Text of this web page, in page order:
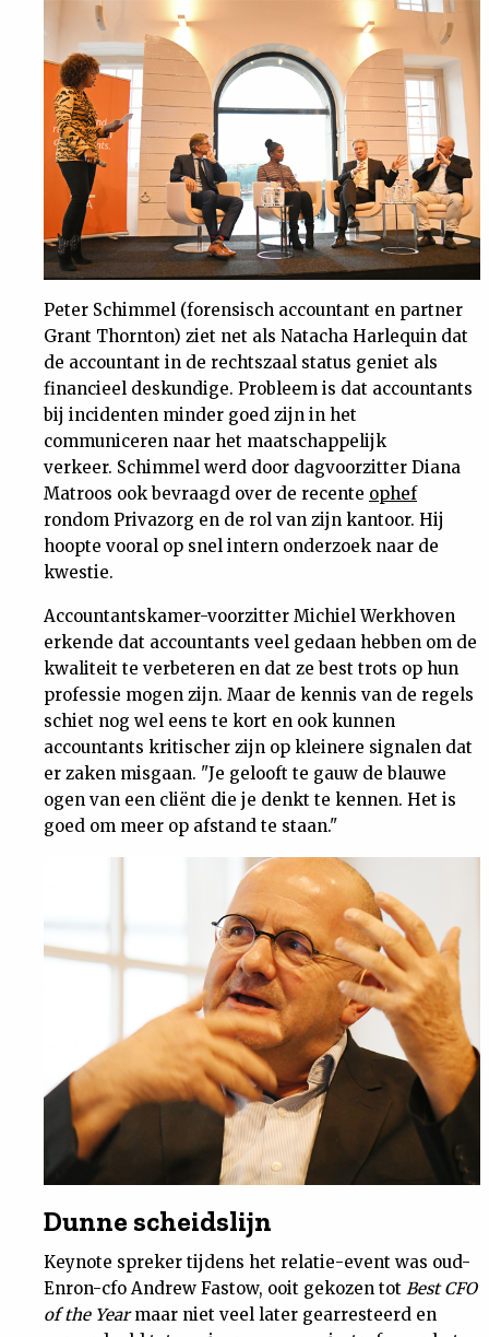
Peter Schimmel (forensisch accountant en partner
Grant Thornton) ziet net als Natacha Harlequin dat
de accountant in de rechtszaal status geniet als
financieel deskundige. Probleem is dat accountants
bij incidenten minder goed zijn in het
communiceren naar het maatschappelijk
verkeer. Schimmel werd door dagvoorzitter Diana
Matroos ook bevraagd over de recente ophef
rondom Privazorg en de rol van zijn kantoor. Hij
hoopte vooral op snel intern onderzoek naar de
kwestie.
Accountantskamer-voorzitter Michiel Werkhoven
erkende dat accountants veel gedaan hebben om de
kwaliteit te verbeteren en dat ze best trots op hun
professie mogen zijn. Maar de kennis van de regels
schiet nog wel eens te kort en ook kunnen
accountants kritischer zijn op kleinere signalen dat
er zaken misgaan. "Je gelooft te gauw de blauwe
ogen van een cliënt die je denkt te kennen. Het is
goed om meer op afstand te staan."
Dunne scheidslijn
Keynote spreker tijdens het relatie-event was oud-
Enron-cfo Andrew Fastow, ooit gekozen tot Best CFO
of the Yearmaar niet veel later gearresteerd en